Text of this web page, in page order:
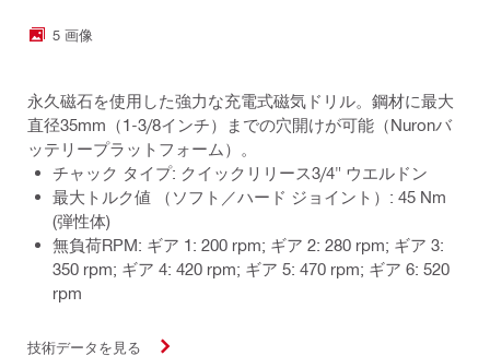
5 画像
永久磁石を使用した強力な充電式磁気ドリル。鋼材に最大
直径35mm（1-3/8インチ）までの穴開けが可能（Nuronバ
ッテリープラットフォーム）。
チャック タイプ: クイックリリース3/4" ウエルドン
最大トルク値 （ソフト／ハード ジョイント）: 45 Nm
(弾性体)
無負荷RPM: ギア 1: 200 rpm; ギア 2: 280 rpm; ギア 3:
350 rpm; ギア 4: 420 rpm; ギア 5: 470 rpm; ギア 6: 520
rpm
技術データを見る